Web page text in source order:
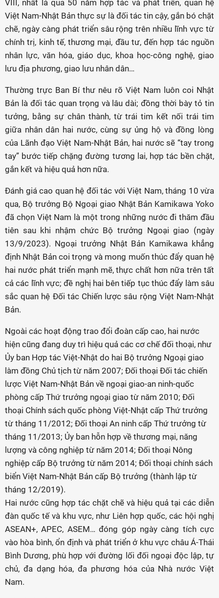
VIII, nhất là qua 50 năm hợp tác và phát triển, quan hệ
Việt Nam-Nhật Bản thực sự là đối tác tin cậy, gắn bó chặt
chẽ, ngày càng phát triển sâu rộng trên nhiều lĩnh vực từ
chính trị, kinh tế, thương mại, đầu tư, đến hợp tác nguồn
nhân lực, văn hóa, giáo dục, khoa học-công nghệ, giao
lưu địa phương, giao lưu nhân dân…
Thường trực Ban Bí thư nêu rõ Việt Nam luôn coi Nhật
Bản là đối tác quan trọng và lâu dài; đồng thời bày tỏ tin
tưởng, bằng sự chân thành, từ trái tim kết nối trái tim
giữa nhân dân hai nước, cùng sự ủng hộ và đồng lòng
của Lãnh đạo Việt Nam-Nhật Bản, hai nước sẽ “tay trong
tay” bước tiếp chặng đường tương lai, hợp tác bền chặt,
gắn kết và hiệu quả hơn nữa.
Đánh giá cao quan hệ đối tác với Việt Nam, tháng 10 vừa
qua, Bộ trưởng Bộ Ngoại giao Nhật Bản Kamikawa Yoko
đã chọn Việt Nam là một trong những nước đi thăm đầu
tiên sau khi nhậm chức Bộ trưởng Ngoại giao (ngày
13/9/2023). Ngoại trưởng Nhật Bản Kamikawa khẳng
định Nhật Bản coi trọng và mong muốn thúc đẩy quan hệ
hai nước phát triển mạnh mẽ, thực chất hơn nữa trên tất
cả các lĩnh vực; đề nghị hai bên tiếp tục thúc đẩy làm sâu
sắc quan hệ Đối tác Chiến lược sâu rộng Việt Nam-Nhật
Bản.
Ngoài các hoạt động trao đổi đoàn cấp cao, hai nước
hiện cũng đang duy trì hiệu quả các cơ chế đối thoại, như
Ủy ban Hợp tác Việt-Nhật do hai Bộ trưởng Ngoại giao
làm đồng Chủ tịch từ năm 2007; Đối thoại Đối tác chiến
lược Việt Nam-Nhật Bản về ngoại giao-an ninh-quốc
phòng cấp Thứ trưởng ngoại giao từ năm 2010; Đối
thoại Chính sách quốc phòng Việt-Nhật cấp Thứ trưởng
từ tháng 11/2012; Đối thoại An ninh cấp Thứ trưởng từ
tháng 11/2013; Ủy ban hỗn hợp về thương mại, năng
lượng và công nghiệp từ năm 2014; Đối thoại Nông
nghiệp cấp Bộ trưởng từ năm 2014; Đối thoại chính sách
biển Việt Nam-Nhật Bản cấp Bộ trưởng (thành lập từ
tháng 12/2019).
Hai nước cũng hợp tác chặt chẽ và hiệu quả tại các diễn
đàn quốc tế và khu vực, như Liên hợp quốc, các hội nghị
ASEAN+, APEC, ASEM… đóng góp ngày càng tích cực
vào hòa bình, ổn định và phát triển ở khu vực châu Á-Thái
Bình Dương, phù hợp với đường lối đối ngoại độc lập, tự
chủ, đa dạng hóa, đa phương hóa của Nhà nước Việt
Nam.